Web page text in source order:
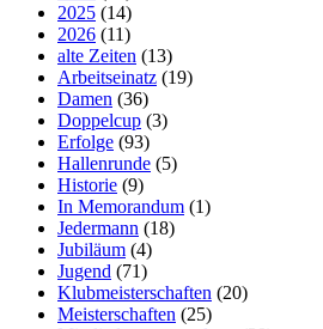
2025 (14)
2026 (11)
alte Zeiten (13)
Arbeitseinatz (19)
Damen (36)
Doppelcup (3)
Erfolge (93)
Hallenrunde (5)
Historie (9)
In Memorandum (1)
Jedermann (18)
Jubiläum (4)
Jugend (71)
Klubmeisterschaften (20)
Meisterschaften (25)